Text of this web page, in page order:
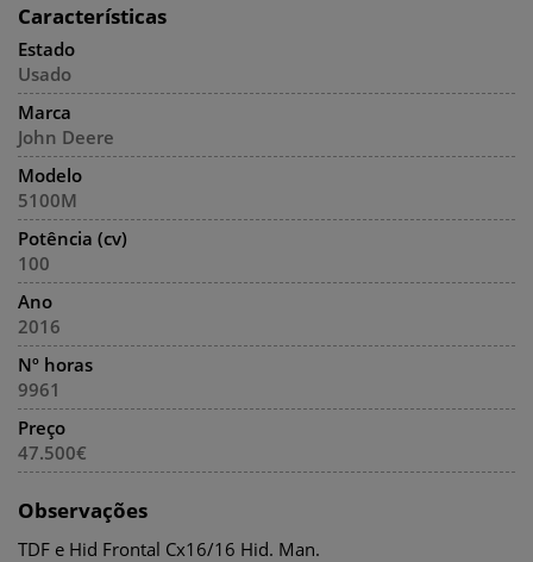
Características
Estado
Usado
Marca
John Deere
Modelo
5100M
Potência (cv)
100
Ano
2016
Nº horas
9961
Preço
47.500€
Observações
TDF e Hid Frontal Cx16/16 Hid. Man.